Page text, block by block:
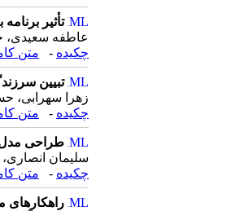
تأثیر
عاطفه سعیدی،
چکیده - متن
تبیین
زهرا سهرابی،
چکیده - متن
طراحی
سلیمان
چکیده - متن
راهکارهای